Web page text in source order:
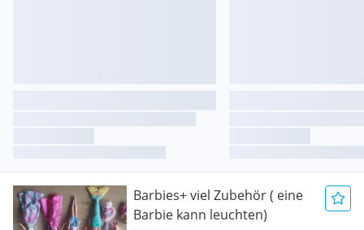
Barbies+ viel Zubehör ( eine
Barbie kann leuchten)